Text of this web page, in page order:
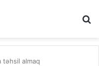
təhsil almaq